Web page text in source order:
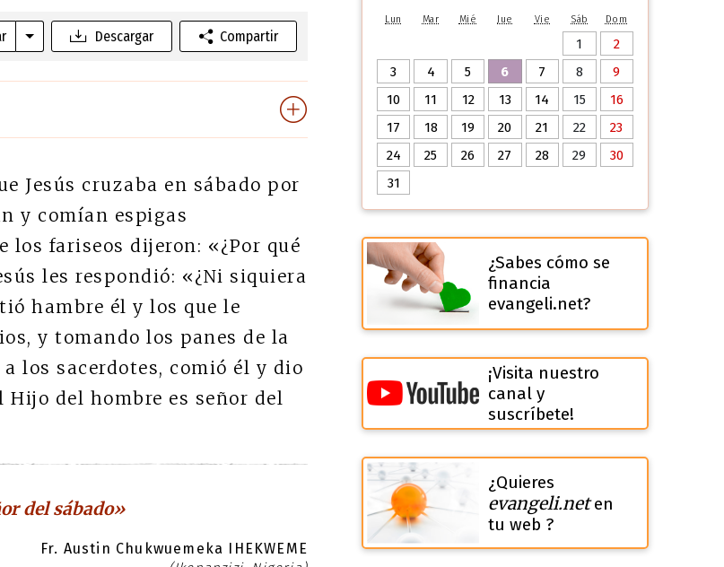
Descargar Compartir
Jesús cruzaba en sábado por
y comían espigas
los fariseos dijeron: «¿Por qué
les respondió: «¿Ni siquiera
hambre él y los que le
y tomando los panes de la
los sacerdotes, comió él y dio
Hijo del hombre es señor del
del sábado»
Fr. Austin Chukwuemeka IHEKWEME
Lun Mar Mié Jue Vie Sáb Dom
1
2
3
4 5 6 7 8
9
10
11 12 13 14 15
16
17
18 19 20 21 22
23
24
25 26 27 28 29
30
31
¿Sabes cómo se
financia
evangeli.net?
¡Visita nuestro
canal y
suscríbete!
¿Quieres
evangeli.neten
tu web ?